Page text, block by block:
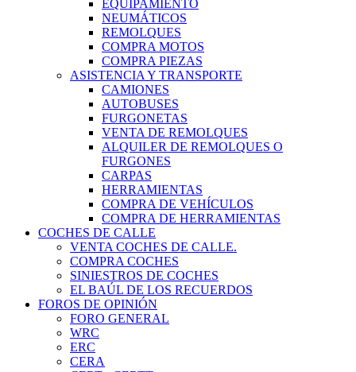
EQUIPAMIENTO
NEUMÁTICOS
REMOLQUES
COMPRA MOTOS
COMPRA PIEZAS
ASISTENCIA Y TRANSPORTE
CAMIONES
AUTOBUSES
FURGONETAS
VENTA DE REMOLQUES
ALQUILER DE REMOLQUES O
FURGONES
CARPAS
HERRAMIENTAS
COMPRA DE VEHÍCULOS
COMPRA DE HERRAMIENTAS
COCHES DE CALLE
VENTA COCHES DE CALLE.
COMPRA COCHES
SINIESTROS DE COCHES
EL BAÚL DE LOS RECUERDOS
FOROS DE OPINIÓN
FORO GENERAL
WRC
ERC
CERA